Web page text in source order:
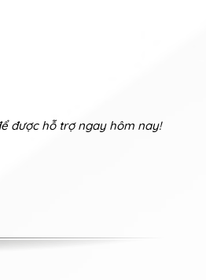
được hỗ trợ ngay hôm nay!